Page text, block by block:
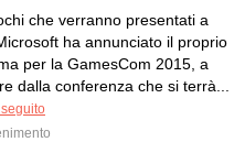
che verranno presentati a
ha annunciato il proprio
per la GamesCom 2015, a
dalla conferenza che si terrà...